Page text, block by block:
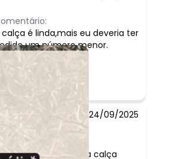
calça é linda,mais eu deveria ter
um número menor.
24/09/2025
mas esperava que a calça